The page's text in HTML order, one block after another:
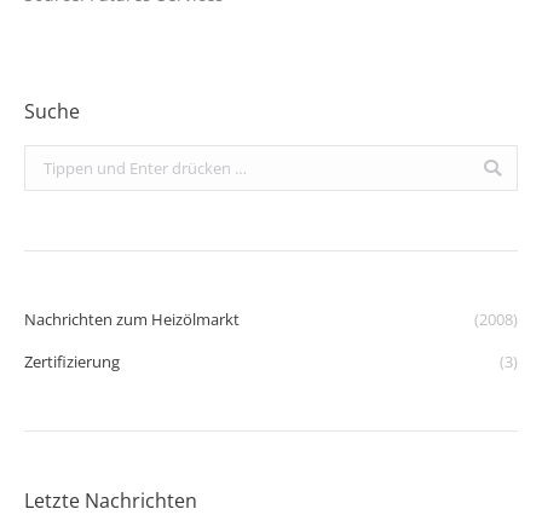
Suche
Search:
Nachrichten zum Heizölmarkt
(2008)
Zertifizierung
(3)
Letzte Nachrichten